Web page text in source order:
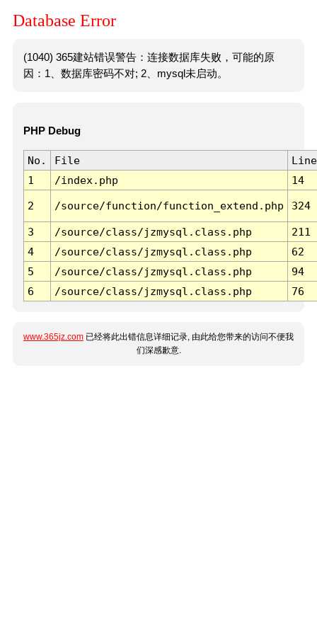
Database Error
(1040) 365建站错误警告：连接数据库失败，可能的原
因：1、数据库密码不对; 2、mysql未启动。
PHP Debug
No. File
Line
1
/index.php 14
2 /source/function/function_extend.php 324
3 /source/class/jzmysql.class.php
211
4
/source/class/jzmysql.class.php
62
5
/source/class/jzmysql.class.php
94
6
/source/class/jzmysql.class.php 76
www.365jz.com 已经将此出错信息详细记录, 由此给您带来的访问不便我
们深感歉意.